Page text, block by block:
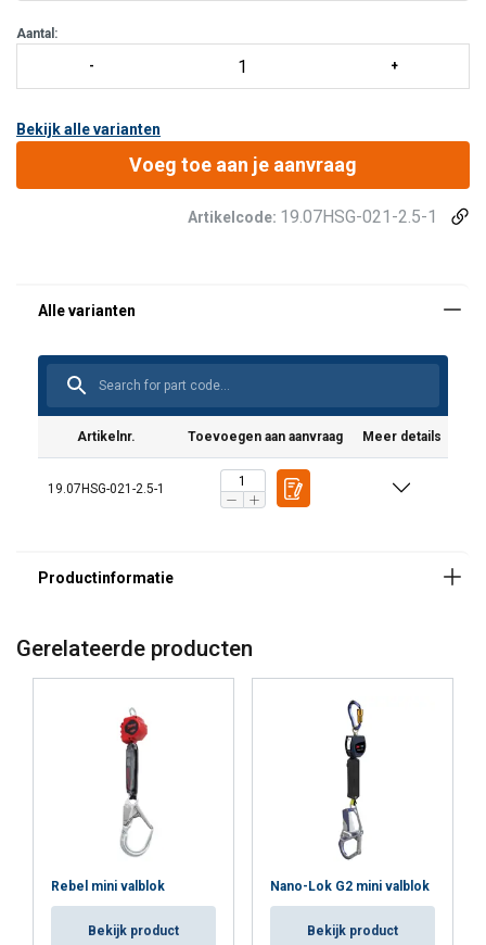
Aantal:
Bekijk alle varianten
Voeg toe aan je aanvraag
Artikelcode: 19.07HSG-021-2.5-1
Artikelnr. Toevoegen aan aanvraag Meer details
19.07HSG-021-2.5-1
Temperatuursbereik:
Norm:
Gerelateerde producten
Rebel mini valblok
Bekijk product
Nano-Lok G2 mini valblok
Bekijk product